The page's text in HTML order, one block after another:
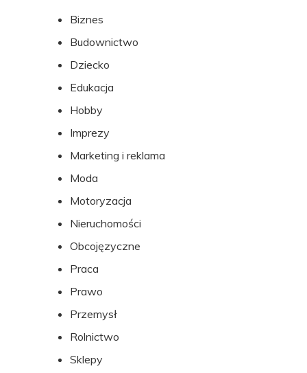
Biznes
Budownictwo
Dziecko
Edukacja
Hobby
Imprezy
Marketing i reklama
Moda
Motoryzacja
Nieruchomości
Obcojęzyczne
Praca
Prawo
Przemysł
Rolnictwo
Sklepy